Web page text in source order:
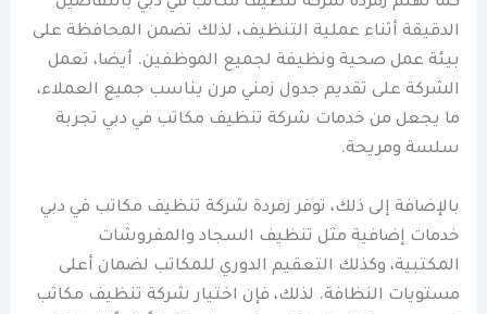
الدقيقة أثناء عملية التنظيف، لذلك تضمن المحافظة على
بيئة عمل صحية ونظيفة لجميع الموظفين. أيضا، تعمل
الشركة على تقديم جدول زمني مرن يناسب جميع العملاء،
ما يجعل من خدمات شركة تنظيف مكاتب في دبي تجربة
سلسة ومريحة.
بالإضافة إلى ذلك، توفر زمردة شركة تنظيف مكاتب في دبي
خدمات إضافية مثل تنظيف السجاد والمفروشات
المكتبية، وكذلك التعقيم الدوري للمكاتب لضمان أعلى
مستويات النظافة. لذلك، فإن اختيار شركة تنظيف مكاتب